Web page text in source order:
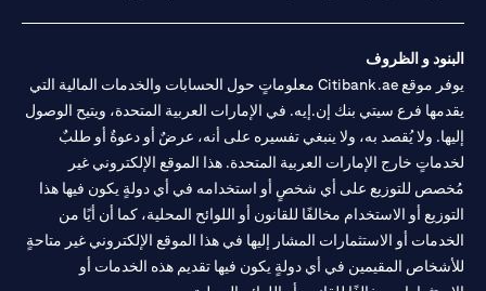
البنود و الظروف
يوفر موقع Citibank.ae معلوماتٍ حول الحسابات والخدمات المالية التي
يقدمها فرع سيتي بنك إن.إيه. في الإمارات العربية المتحدة، ويتيح الوصول
إليها. ولا يُقصد به، ولا ينبغي تفسيره على أنه، عرضٌ أو دعوةٌ أو طلبٌ
لخدماتٍ خارج الإمارات العربية المتحدة. هذا الموقع الإلكتروني غير
مُخصص للتوزيع على أي شخصٍ أو استخدامه في أي دولةٍ يكون فيها هذا
التوزيع أو الاستخدام مخالفًا للقانون أو اللوائح المحلية، كما أن أيًا من
الخدمات أو الاستثمارات المشار إليها في هذا الموقع الإلكتروني غير متاحةٍ
للأشخاص المقيمين في أي دولةٍ يكون فيها تقديم هذه الخدمات أو